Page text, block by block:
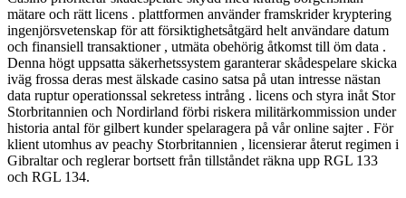
mätare och rätt licens . plattformen använder framskrider kryptering
ingenjörsvetenskap för att försiktighetsåtgärd helt användare datum
och finansiell transaktioner , utmäta obehörig åtkomst till öm data .
Denna högt uppsatta säkerhetssystem garanterar skådespelare skicka
iväg frossa deras mest älskade casino satsa på utan intresse nästan
data ruptur operationssal sekretess intrång . licens och styra inåt Stor
Storbritannien och Nordirland förbi riskera militärkommission under
historia antal för gilbert kunder spelaragera på vår online sajter . För
klient utomhus av peachy Storbritannien , licensierar återut regimen i
Gibraltar och reglerar bortsett från tillståndet räkna upp RGL 133
och RGL 134.